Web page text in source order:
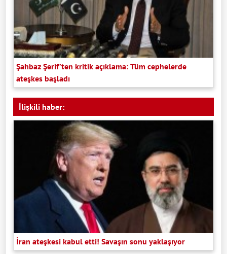
Şahbaz Şerif’ten kritik açıklama: Tüm cephelerde
ateşkes başladı
İlişkili haber:
İran ateşkesi kabul etti! Savaşın sonu yaklaşıyor